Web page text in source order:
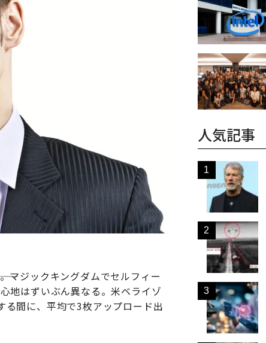
マジックキングダムでセルフィー
地はずいぶん異なる。米ベライゾ
る間に、平均で3枚アップロード出
人気記事